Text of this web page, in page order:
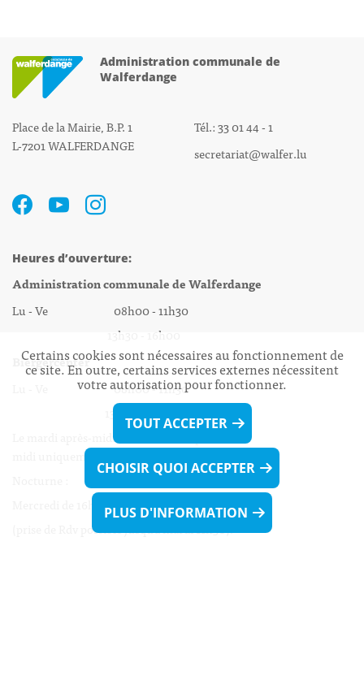
Administration communale de
Walferdange
Place de la Mairie, B.P. 1
L-7201 WALFERDANGE
Tél.: 33 01 44 - 1
secretariat@walfer.lu
Heures d’ouverture:
Administration communale de Walferdange
Lu - Ve 08h00 - 11h30
13h30 - 16h00
Biergercenter
Lu - Ve 08h00 - 11h30
13h30 - 16h00
Le mardi après-midi et le vendredi après-
midi uniquement sur Rdv.
Mercredi de 16h00 - 18h45 uniquement sur Rdv
(prise de Rdv possible jusqu'à mardi 11h30).
Certains cookies sont nécessaires au fonctionnement de
ce site. En outre, certains services externes nécessitent
votre autorisation pour fonctionner.
TOUT ACCEPTER
CHOISIR QUOI ACCEPTER
PLUS D'INFORMATION